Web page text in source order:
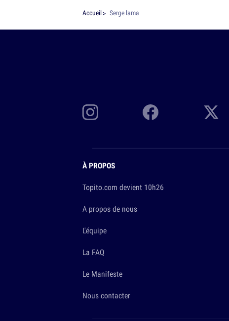
Accueil Serge lama
À PROPOS
Topito.com devient 10h26
A propos de nous
L'équipe
La FAQ
Le Manifeste
Nous contacter